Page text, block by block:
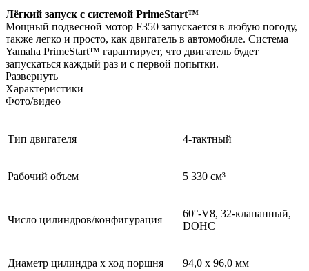
Лёгкий запуск с системой PrimeStart™
Мощный подвесной мотор F350 запускается в любую погоду,
также легко и просто, как двигатель в автомобиле. Система
Yamaha PrimeStart™ гарантирует, что двигатель будет
запускаться каждый раз и с первой попытки.
Развернуть
Характеристики
Фото/видео
Тип двигателя 4-тактный
Рабочий объем 5 330 см³
Число цилиндров/конфигурация
60°-V8, 32-клапанный,
DOHC
Диаметр цилиндра x ход поршня 94,0 x 96,0 мм